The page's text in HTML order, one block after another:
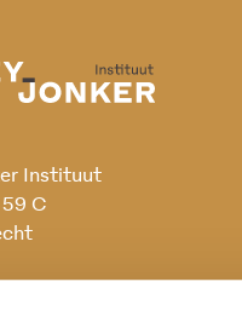
Instituut
C